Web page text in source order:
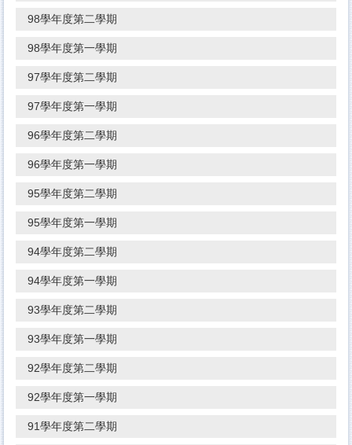
98學年度第二學期
98學年度第一學期
97學年度第二學期
97學年度第一學期
96學年度第二學期
96學年度第一學期
95學年度第二學期
95學年度第一學期
94學年度第二學期
94學年度第一學期
93學年度第二學期
93學年度第一學期
92學年度第二學期
92學年度第一學期
91學年度第二學期